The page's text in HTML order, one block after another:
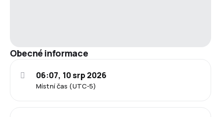
Obecné informace
Místní čas (UTC-5)
06:07, 10 srp 2026